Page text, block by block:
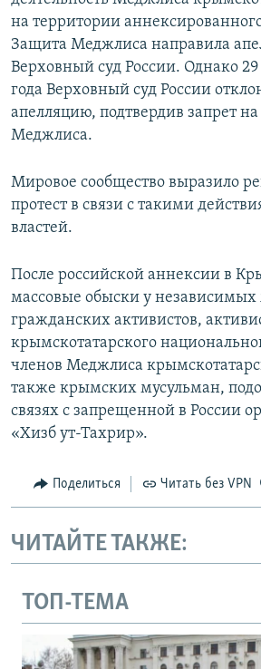
на территории
Защита Меджлиса направила
Верховный суд России. Однако 29
года Верховный суд России
апелляцию, подтвердив запрет на
Меджлиса.
Мировое сообщество выразило
протест в связи с такими
властей.
После российской аннексии в
массовые обыски у независимых
гражданских активистов,
крымскотатарского
членов Меджлиса
также крымских мусульман,
связях с запрещенной в России
«Хизб ут-Тахрир».
Поделиться Читать без VPN
ЧИТАЙТЕ ТАКЖЕ:
ТОП-ТЕМА